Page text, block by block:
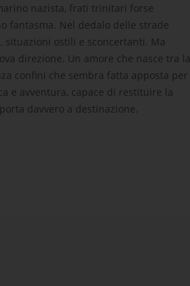
nazista, frati trinitari forse
fantasma. Nel dedalo delle strade
situazioni ostili e sconcertanti. Ma
direzione. Un amore che nasce tra la
confini che sembra fatta apposta per
e avventura, capace di restituire la
davvero a destinazione.